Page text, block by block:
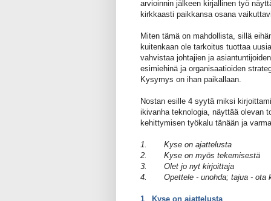
arvioinnin jälkeen kirjallinen työ
kirkkaasti paikkansa osana
Miten tämä on mahdollista, sillä
kuitenkaan ole tarkoitus tuottaa
vahvistaa johtajien ja
esimiehinä ja organisaatioiden
Kysymys on ihan paikallaan.
Nostan esille 4 syytä miksi
ikivanha teknologia, näyttää olevan
kehittymisen työkalu tänään ja
1.
Kyse on ajattelusta
2.
Kyse on myös tekemisestä
3.
Olet jo nyt kirjoittaja
4.
Opettele - unohda; tajua - ota
1 Kyse on ajattelusta